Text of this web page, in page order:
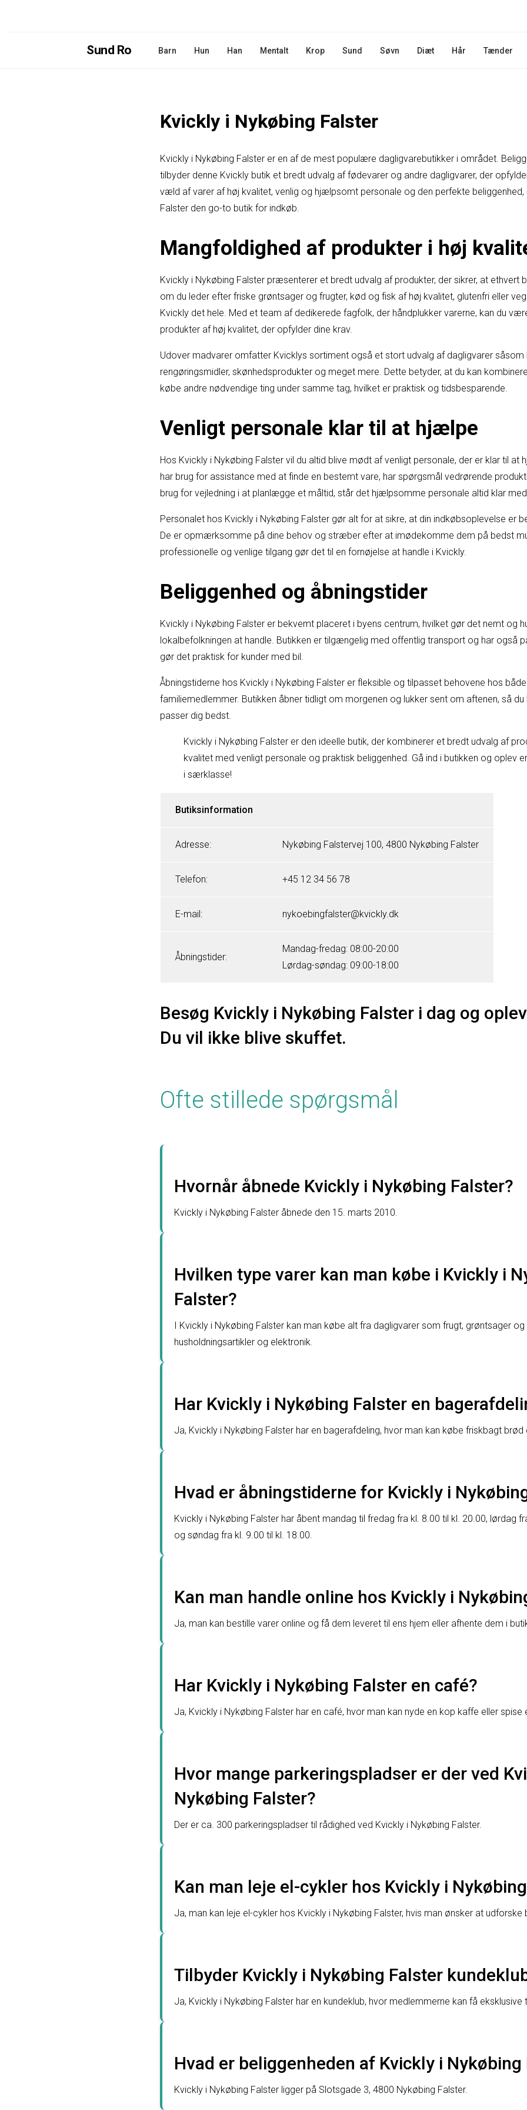
Sund Ro Barn Hun Han Mentalt Krop Sund Søvn Diæt Hår Tænder
Kvickly i Nykøbing Falster
Kvickly i Nykøbing Falster er en af de mest populære dagligvarebutikker i området.
tilbyder denne Kvickly butik et bredt udvalg af fødevarer og andre dagligvarer, der
væld af varer af høj kvalitet, venlig og hjælpsomt personale og den perfekte beliggenhed,
Falster den go-to butik for indkøb.
Mangfoldighed af produkter i høj
Kvickly i Nykøbing Falster præsenterer et bredt udvalg af produkter, der sikrer, at ethvert
om du leder efter friske grøntsager og frugter, kød og fisk af høj kvalitet, glutenfri eller
Kvickly det hele. Med et team af dedikerede fagfolk, der håndplukker varerne, kan du
produkter af høj kvalitet, der opfylder dine krav.
Udover madvarer omfatter Kvicklys sortiment også et stort udvalg af dagligvarer såsom
rengøringsmidler, skønhedsprodukter og meget mere. Dette betyder, at du kan
købe andre nødvendige ting under samme tag, hvilket er praktisk og tidsbesparende.
Venligt personale klar til at hjælpe
Hos Kvickly i Nykøbing Falster vil du altid blive mødt af venligt personale, der er klar til at
har brug for assistance med at finde en bestemt vare, har spørgsmål vedrørende
brug for vejledning i at planlægge et måltid, står det hjælpsomme personale altid klar
Personalet hos Kvickly i Nykøbing Falster gør alt for at sikre, at din indkøbsoplevelse er
De er opmærksomme på dine behov og stræber efter at imødekomme dem på bedst
professionelle og venlige tilgang gør det til en fornøjelse at handle i Kvickly.
Beliggenhed og åbningstider
Kvickly i Nykøbing Falster er bekvemt placeret i byens centrum, hvilket gør det nemt og
lokalbefolkningen at handle. Butikken er tilgængelig med offentlig transport og har også
gør det praktisk for kunder med bil.
Åbningstiderne hos Kvickly i Nykøbing Falster er fleksible og tilpasset behovene hos
familiemedlemmer. Butikken åbner tidligt om morgenen og lukker sent om aftenen, så du
passer dig bedst.
Kvickly i Nykøbing Falster er den ideelle butik, der kombinerer et bredt udvalg af
kvalitet med venligt personale og praktisk beliggenhed. Gå ind i butikken og oplev
i særklasse!
Butiksinformation
Adresse: Nykøbing Falstervej 100, 4800 Nykøbing Falster
Telefon: +45 12 34 56 78
E-mail: nykoebingfalster@kvickly.dk
Åbningstider:
Mandag-fredag: 08:00-20:00
Lørdag-søndag: 09:00-18:00
Besøg Kvickly i Nykøbing Falster i dag og
Du vil ikke blive skuffet.
Ofte stillede spørgsmål
Hvornår åbnede Kvickly i Nykøbing Falster?
Kvickly i Nykøbing Falster åbnede den 15. marts 2010.
Hvilken type varer kan man købe i Kvickly i
Falster?
I Kvickly i Nykøbing Falster kan man købe alt fra dagligvarer som frugt, grøntsager og
husholdningsartikler og elektronik.
Har Kvickly i Nykøbing Falster en
Ja, Kvickly i Nykøbing Falster har en bagerafdeling, hvor man kan købe friskbagt brød
Hvad er åbningstiderne for Kvickly i
Kvickly i Nykøbing Falster har åbent mandag til fredag fra kl. 8.00 til kl. 20.00, lørdag
og søndag fra kl. 9.00 til kl. 18.00.
Kan man handle online hos Kvickly i
Ja, man kan bestille varer online og få dem leveret til ens hjem eller afhente dem i
Har Kvickly i Nykøbing Falster en café?
Ja, Kvickly i Nykøbing Falster har en café, hvor man kan nyde en kop kaffe eller spise
Hvor mange parkeringspladser er der ved
Nykøbing Falster?
Der er ca. 300 parkeringspladser til rådighed ved Kvickly i Nykøbing Falster.
Kan man leje el-cykler hos Kvickly i
Ja, man kan leje el-cykler hos Kvickly i Nykøbing Falster, hvis man ønsker at udforske
Tilbyder Kvickly i Nykøbing Falster
Ja, Kvickly i Nykøbing Falster har en kundeklub, hvor medlemmerne kan få eksklusive
Hvad er beliggenheden af Kvickly i Nykøbing
Kvickly i Nykøbing Falster ligger på Slotsgade 3, 4800 Nykøbing Falster.